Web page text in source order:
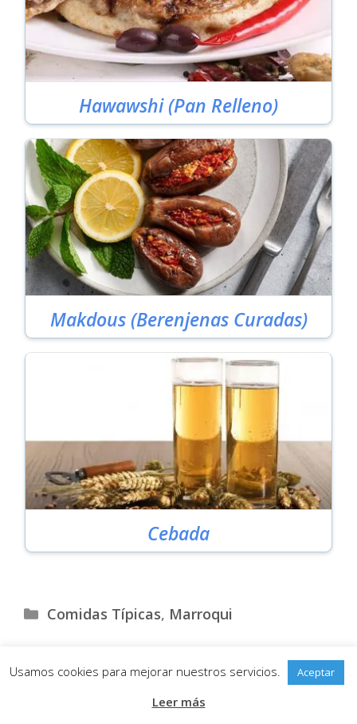
Hawawshi (Pan Relleno)
Makdous (Berenjenas Curadas)
Cebada
Categorías
Comidas Típicas, Marroqui
Política de Privacidad
Usamos cookies para mejorar nuestros servicios. Aceptar
Leer más